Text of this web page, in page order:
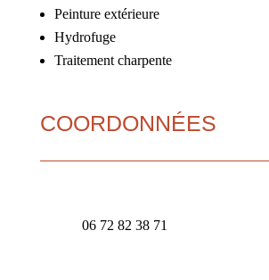
Peinture extérieure
Hydrofuge
Traitement charpente
COORDONNÉES
06 72 82 38 71